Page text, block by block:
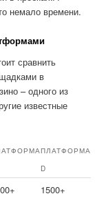
немало времени.
сравнить
в
– одного из
известные
ПЛАТФОРМА
D
1500+